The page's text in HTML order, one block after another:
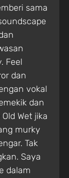
sama
Feel
dan
vokal
dan
Wet jika
murky
Tak
Saya
dalam